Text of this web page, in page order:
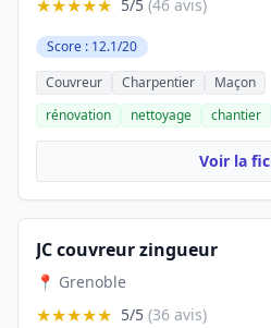
★★★★★ 5/5 (46 avis)
Score : 12.1/20
Couvreur
Charpentier
Maçon
rénovation
nettoyage chantier
Voir la
JC couvreur zingueur
📍 Grenoble
★★★★★ 5/5 (36 avis)